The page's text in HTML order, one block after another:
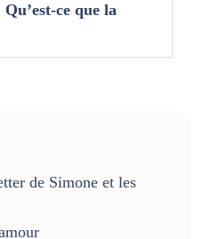
ce que la
de Simone et les